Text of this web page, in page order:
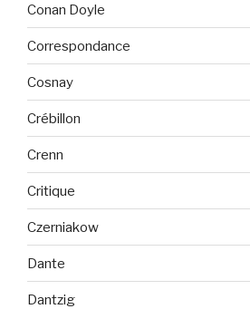
Conan Doyle
Correspondance
Cosnay
Crébillon
Crenn
Critique
Czerniakow
Dante
Dantzig